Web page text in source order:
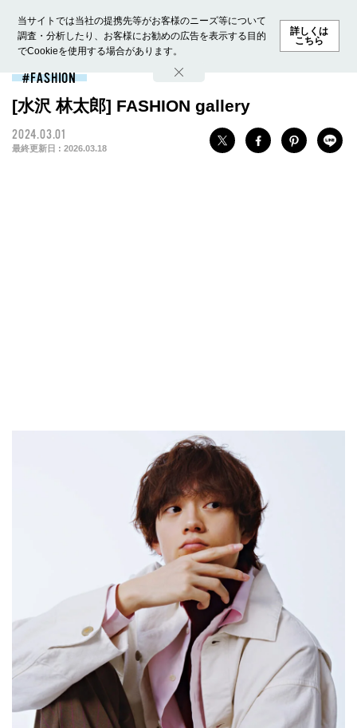
当サイトでは当社の提携先等がお客様のニーズ等について
調査・分析したり、お客様にお勧めの広告を表示する目的
でCookieを使用する場合があります。
詳しくは
こちら
ホーム モデル募集 ランキング ファッション ビューテ
FASHION
[水沢 林太郎] FASHION gallery
2024.03.01
最終更新日 : 2026.03.18